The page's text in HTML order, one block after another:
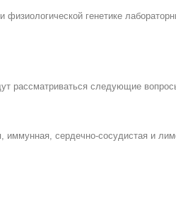
генетике
рассматриваться следующие
иммунная, сердечно-сосудистая и